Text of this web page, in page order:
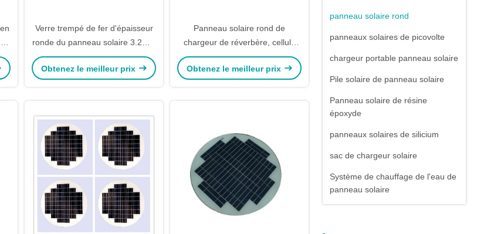
panneau solaire rond
panneaux solaires de picovolte
chargeur portable panneau solaire
Pile solaire de panneau solaire
Panneau solaire de résine
époxyde
panneaux solaires de silicium
sac de chargeur solaire
Système de chauffage de l'eau de
panneau solaire
Verre trempé de fer d'épaisseur
ronde du panneau solaire 3.2mm
de système de pompe à eau bas
Obtenez le meilleur prix
Panneau solaire rond de
chargeur de réverbère, cellule
solaire haut TPT ignifuge de
picovolte
Obtenez le meilleur prix